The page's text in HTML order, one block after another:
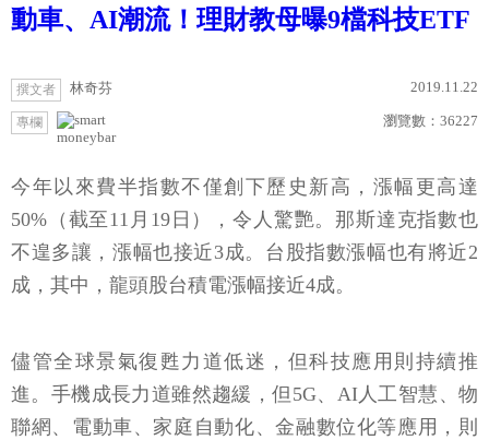
動車、AI潮流！理財教母曝9檔科技ETF
撰文者 林奇芬 2019.11.22
專欄
moneybar
瀏覽數： 36227
今年以來費半指數不僅創下歷史新高，漲幅更高達
50%（截至11月19日），令人驚艷。那斯達克指數也
不遑多讓，漲幅也接近3成。台股指數漲幅也有將近2
成，其中，龍頭股台積電漲幅接近4成。
儘管全球景氣復甦力道低迷，但科技應用則持續推
進。手機成長力道雖然趨緩，但5G、AI人工智慧、物
聯網、電動車、家庭自動化、金融數位化等應用，則